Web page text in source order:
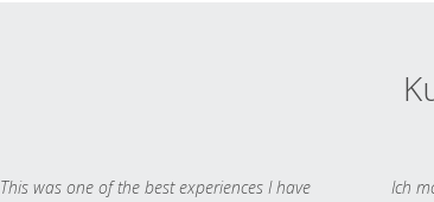
This was one of the best experiences I have
Ich